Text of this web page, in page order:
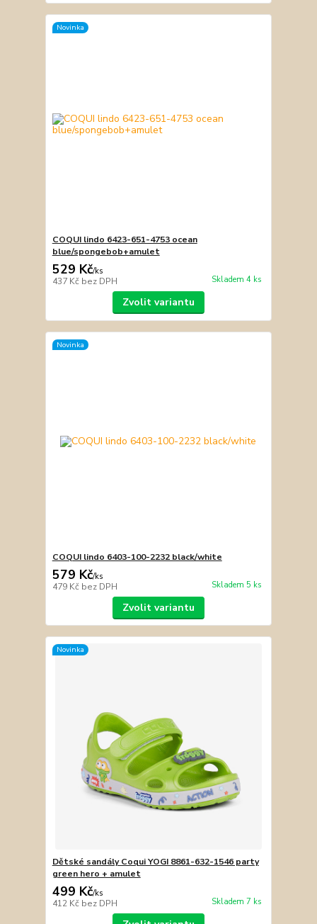
Novinka
COQUI lindo 6423-651-4753 ocean
blue/spongebob+amulet
529 Kč/ks
437 Kč bez DPH Skladem 4 ks
Zvolit variantu
Novinka
COQUI lindo 6403-100-2232 black/white
579 Kč/ks
479 Kč bez DPH Skladem 5 ks
Zvolit variantu
Novinka
Dětské sandály Coqui YOGI 8861-632-1546 party
green hero + amulet
499 Kč/ks
412 Kč bez DPH Skladem 7 ks